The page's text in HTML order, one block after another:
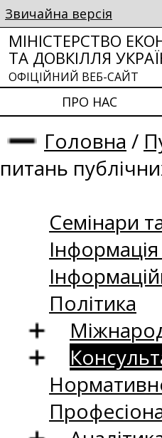
Звичайна версія
МІНІСТЕРСТВО
ТА ДОВКІЛЛЯ
ОФІЦІЙНИЙ ВЕБ-САЙТ
ПРО НАС
Головна /
питань
Семінари
Політика